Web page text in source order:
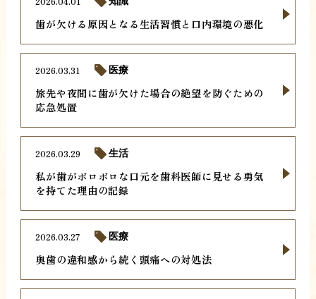
歯が欠ける原因となる生活習慣と口内環境の悪化
旅先や夜間に歯が欠けた場合の絶望を防ぐための
応急処置
2026.03.31 医療
私が歯がボロボロな口元を歯科医師に見せる勇気
を持てた理由の記録
2026.03.29 生活
奥歯の違和感から続く頭痛への対処法
2026.03.27 医療